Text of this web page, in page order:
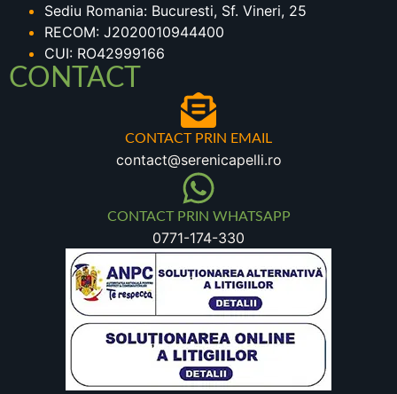
Sediu Romania: Bucuresti, Sf. Vineri, 25
RECOM: J2020010944400
CUI: RO42999166
CONTACT
CONTACT PRIN EMAIL
contact@serenicapelli.ro
CONTACT PRIN WHATSAPP
0771-174-330